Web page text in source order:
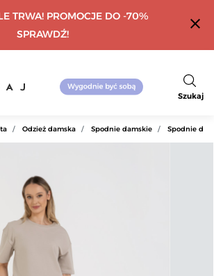
TRWA! PROMOCJE DO -70%
SPRAWDŹ!
close
Szukaj
Odzież damska Spodnie damskie Spodnie